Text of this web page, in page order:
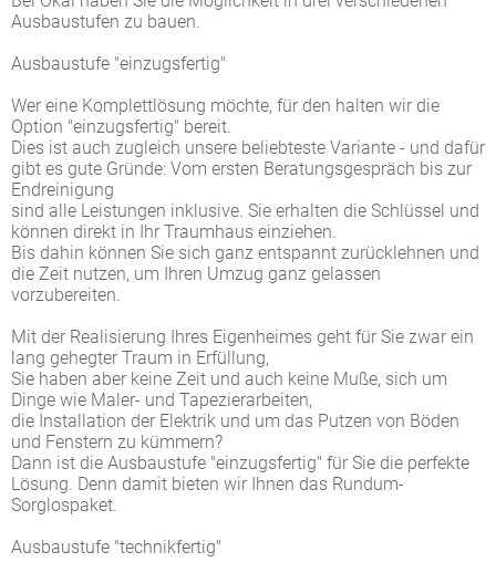
Ausbaustufen zu bauen.
Ausbaustufe "einzugsfertig"
Wer eine Komplettlösung möchte, für den halten wir die
Option "einzugsfertig" bereit.
Dies ist auch zugleich unsere beliebteste Variante - und dafür
gibt es gute Gründe: Vom ersten Beratungsgespräch bis zur
Endreinigung
sind alle Leistungen inklusive. Sie erhalten die Schlüssel und
können direkt in Ihr Traumhaus einziehen.
Bis dahin können Sie sich ganz entspannt zurücklehnen und
die Zeit nutzen, um Ihren Umzug ganz gelassen
vorzubereiten.
Mit der Realisierung Ihres Eigenheimes geht für Sie zwar ein
lang gehegter Traum in Erfüllung,
Sie haben aber keine Zeit und auch keine Muße, sich um
Dinge wie Maler- und Tapezierarbeiten,
die Installation der Elektrik und um das Putzen von Böden
und Fenstern zu kümmern?
Dann ist die Ausbaustufe "einzugsfertig" für Sie die perfekte
Lösung. Denn damit bieten wir Ihnen das Rundum-
Sorglospaket.
Ausbaustufe "technikfertig"